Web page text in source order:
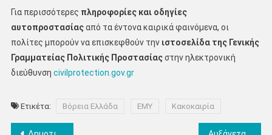
Για περισσότερες πληροφορίες και οδηγίες
αυτοπροστασίαςαπό τα έντονα καιρικά φαινόμενα, οι
πολίτες μπορούν να επισκεφθούν την ιστοσελίδα της Γενικής
Γραμματείας Πολιτικής Προστασίαςστην ηλεκτρονική
διεύθυνση civilprotection.gov.gr
Ετικέτα: Βόρεια Ελλάδα ΕΜΥ Κακοκαιρία